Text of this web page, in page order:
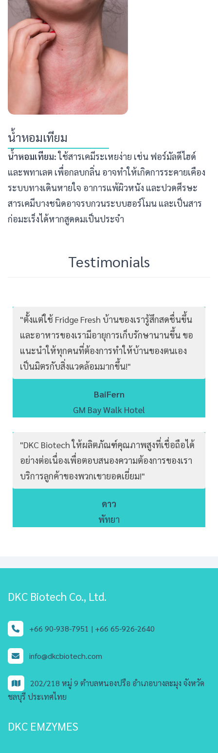
น้ำหอมเทียม
น้ำหอมเทียม:ใช้สารเคมีระเหยง่าย เช่น ฟอร์มัลดีไฮด์
และพทาเลต เพื่อกลบกลิ่น อาจทำให้เกิดการระคายเคือง
ระบบทางเดินหายใจ อาการแพ้ผิวหนัง และปวดศีรษะ
สารเคมีบางชนิดอาจรบกวนระบบฮอร์โมน และเป็นสาร
ก่อมะเร็งได้หากสูดดมเป็นประจำ
Testimonials
"ตั้งแต่ใช้ Fridge Fresh บ้านของเรารู้สึกสดชื่นขึ้น
และอาหารของเรามีอายุการเก็บรักษานานขึ้น ขอ
แนะนำให้ทุกคนที่ต้องการทำให้บ้านของตนเอง
เป็นมิตรกับสิ่งแวดล้อมมากขึ้น!"
BaiFern
GM Bay Walk Hotel
"DKC Biotech ให้ผลิตภัณฑ์คุณภาพสูงที่เชื่อถือได้
อย่างต่อเนื่องเพื่อตอบสนองความต้องการของเรา
บริการลูกค้าของพวกเขายอดเยี่ยม!"
ดาว
พัทยา
DKC Biotech Co., Ltd.
+66 90-938-7951 | +66 65-926-2640
info@dkcbiotech.com
202/218 หมู่ 9 ตำบลหนองปรือ อำเภอบางละมุง จังหวัด
ชลบุรี ประเทศไทย
DKC EMZYMES